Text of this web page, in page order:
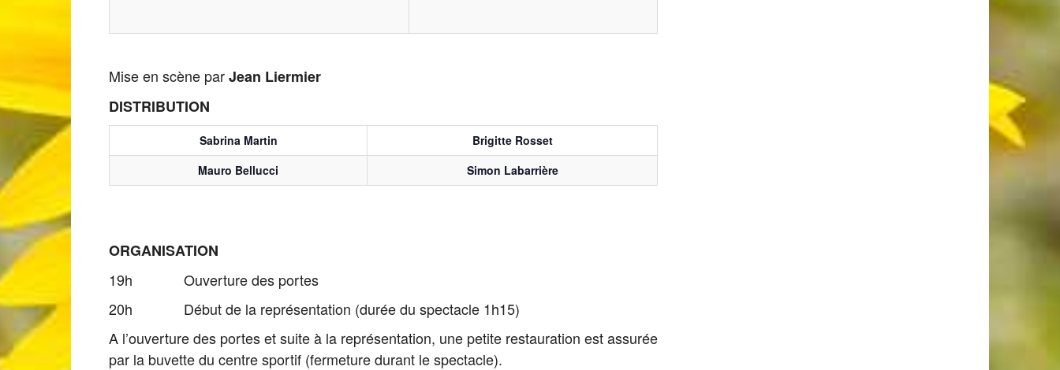
Mise en scène parJean Liermier
DISTRIBUTION
Sabrina Martin
Brigitte Rosset
Mauro Bellucci
Simon Labarrière
ORGANISATION
19h Ouverture des portes
20h Début de la représentation (durée du spectacle 1h15)
A l’ouverture des portes et suite à la représentation, une petite restauration est assurée
par la buvette du centre sportif (fermeture durant le spectacle).